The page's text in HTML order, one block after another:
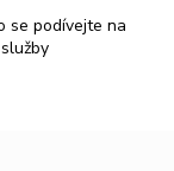
se podívejte na